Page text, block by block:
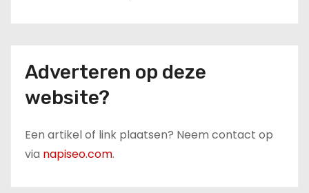
Adverteren op deze
website?
Een artikel of link plaatsen? Neem contact op
via napiseo.com.